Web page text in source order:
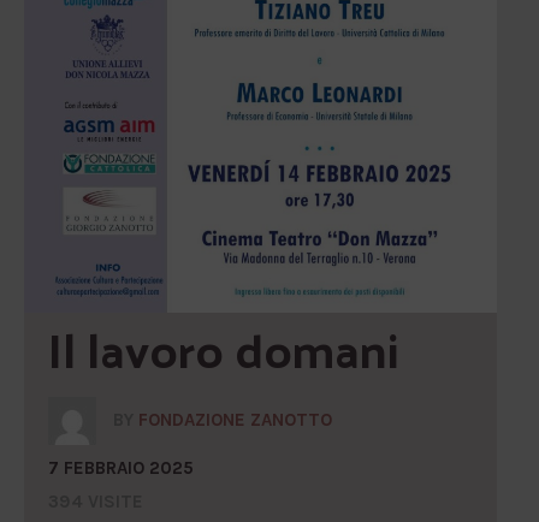
Il lavoro domani
FONDAZIONE ZANOTTO
7 FEBBRAIO 2025